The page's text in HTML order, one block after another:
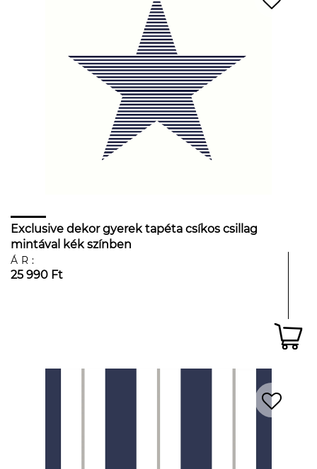
Exclusive dekor gyerek tapéta csíkos csillag
mintával kék színben
ÁR:
25 990 Ft